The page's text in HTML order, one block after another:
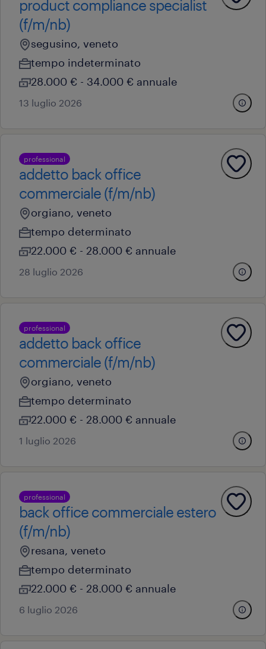
product compliance specialist
(f/m/nb)
segusino, veneto
tempo indeterminato
28.000 € - 34.000 € annuale
13 luglio 2026
professional
addetto back office
commerciale (f/m/nb)
orgiano, veneto
tempo determinato
22.000 € - 28.000 € annuale
28 luglio 2026
professional
addetto back office
commerciale (f/m/nb)
orgiano, veneto
tempo determinato
22.000 € - 28.000 € annuale
1 luglio 2026
professional
back office commerciale estero
(f/m/nb)
resana, veneto
tempo determinato
22.000 € - 28.000 € annuale
6 luglio 2026